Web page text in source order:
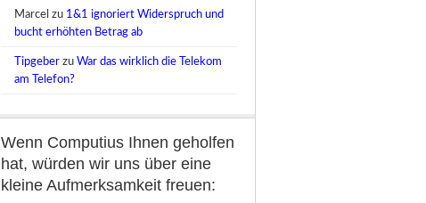
Marcel zu 1&1 ignoriert Widerspruch und
bucht erhöhten Betrag ab
Tipgeber zu War das wirklich die Telekom
am Telefon?
Wenn Computius Ihnen geholfen
hat, würden wir uns über eine
kleine Aufmerksamkeit freuen: